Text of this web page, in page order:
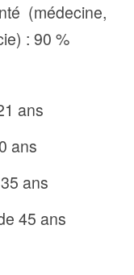
(médecine,
: 90 %
ans
ans
ans
45 ans